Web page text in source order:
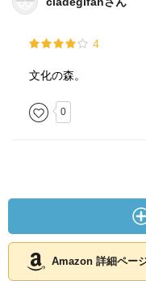
4
文化の森。
0
Amazon 詳細ペー